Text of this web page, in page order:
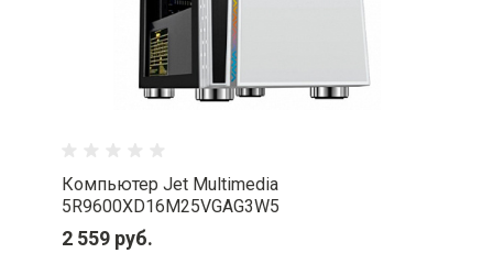
Компьютер Jet Multimedia
5R9600XD16M25VGAG3W5
2 559 руб.